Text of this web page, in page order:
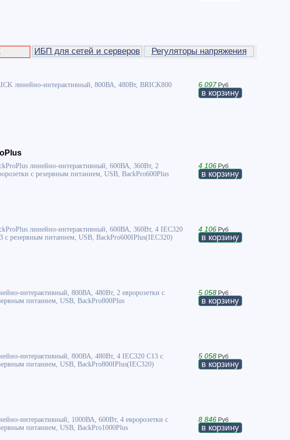
ИБП для сетей и серверов Регуляторы напряжения
линейно-интерактивный, 800ВА, 480Вт, BRICK800 6 097Руб
в корзину
линейно-интерактивный, 600ВА, 360Вт, 2
с резервным питанием, USB, BackPro600Plus
4 106 Руб
в корзину
линейно-интерактивный, 600ВА, 360Вт, 4 IEC320
с резервным питанием, USB, BackPro600IPlus(IEC320)
4 106 Руб
в корзину
интерактивный, 800ВА, 480Вт, 2 евророзетки с
питанием, USB, BackPro800Plus
5 058 Руб
в корзину
интерактивный, 800ВА, 480Вт, 4 IEC320 C13 с
питанием, USB, BackPro800IPlus(IEC320)
5 058 Руб
в корзину
интерактивный, 1000ВА, 600Вт, 4 евророзетки с
питанием, USB, BackPro1000Plus
8 846 Руб
в корзину